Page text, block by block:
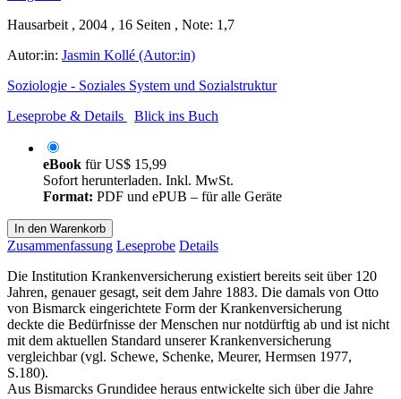
Hausarbeit , 2004 , 16 Seiten , Note: 1,7
Autor:in: Jasmin Kollé (Autor:in)
Soziologie - Soziales System und Sozialstruktur
Leseprobe & Details
Blick ins Buch
eBook fürUS$ 15,99
Sofort herunterladen. Inkl. MwSt.
Format: PDF und ePUB – für alle Geräte
In den Warenkorb
Zusammenfassung Leseprobe Details
Die Institution Krankenversicherung existiert bereits seit über 120
Jahren, genauer gesagt, seit dem Jahre 1883. Die damals von Otto
von Bismarck eingerichtete Form der Krankenversicherung
deckte die Bedürfnisse der Menschen nur notdürftig ab und ist nicht
mit dem aktuellen Standard unserer Krankenversicherung
vergleichbar (vgl. Schewe, Schenke, Meurer, Hermsen 1977,
S.180).
Aus Bismarcks Grundidee heraus entwickelte sich über die Jahre